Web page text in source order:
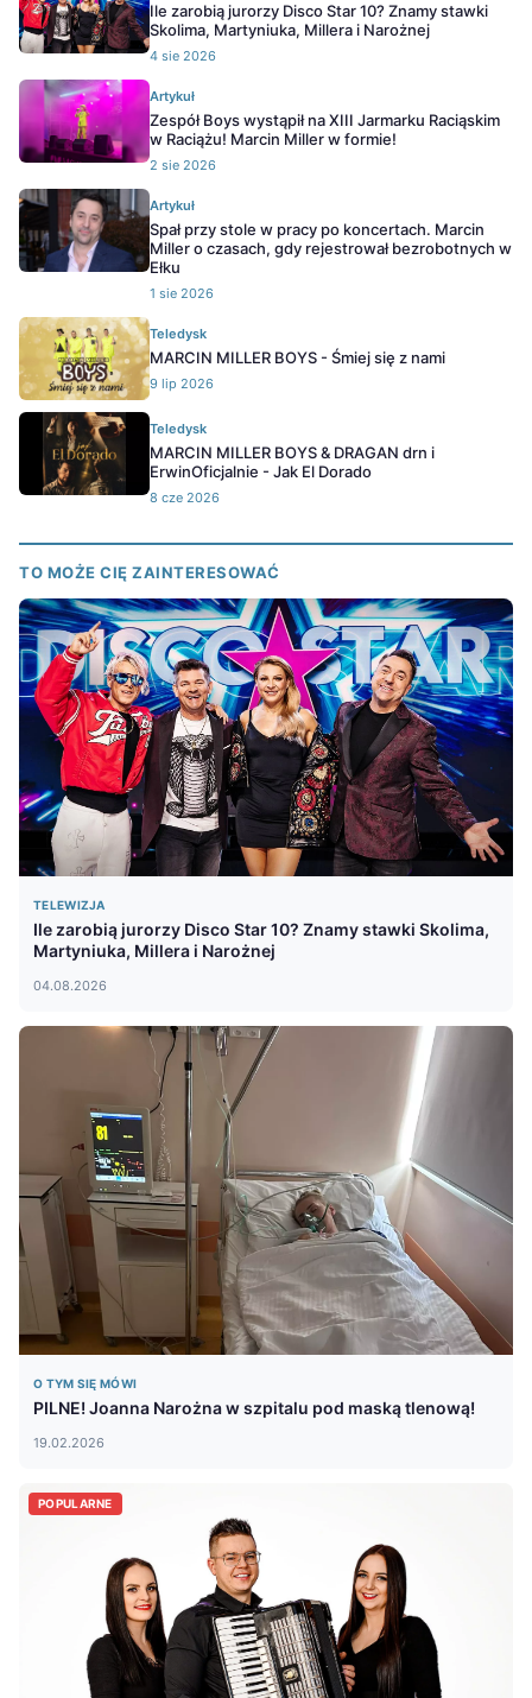
Ile zarobią jurorzy Disco Star 10? Znamy stawki
Skolima, Martyniuka, Millera i Narożnej
4 sie 2026
Artykuł
Zespół Boys wystąpił na XIII Jarmarku Raciąskim
w Raciążu! Marcin Miller w formie!
2 sie 2026
Artykuł
Spał przy stole w pracy po koncertach. Marcin
Miller o czasach, gdy rejestrował bezrobotnych w
Ełku
1 sie 2026
Teledysk
MARCIN MILLER BOYS - Śmiej się z nami
9 lip 2026
Teledysk
MARCIN MILLER BOYS & DRAGAN drn i
ErwinOficjalnie - Jak El Dorado
8 cze 2026
TO MOŻE CIĘ ZAINTERESOWAĆ
TELEWIZJA
Ile zarobią jurorzy Disco Star 10? Znamy stawki Skolima,
Martyniuka, Millera i Narożnej
04.08.2026
O TYM SIĘ MÓWI
PILNE! Joanna Narożna w szpitalu pod maską tlenową!
19.02.2026
POPULARNE